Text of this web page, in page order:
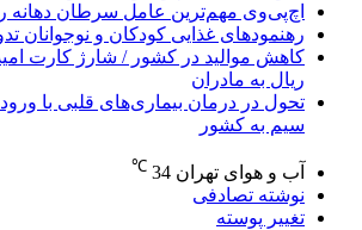
اچ‌پی‌وی مهم‌ترین عامل سرطان
رهنمودهای غذایی کودکان و نوجوانان
ریال به مادران
تحول در درمان بیماری‌های قلبی با
سیم به کشور
آب و هوای تهران 34
℃
نوشته تصادفی
تغییر پوسته